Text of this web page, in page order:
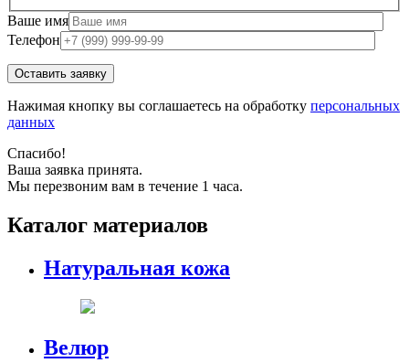
Ваше имя
Телефон
Нажимая кнопку вы соглашаетесь на обработку персональных
данных
Спасибо!
Ваша заявка принята.
Мы перезвоним вам в течение 1 часа.
Каталог материалов
Натуральная кожа
Велюр